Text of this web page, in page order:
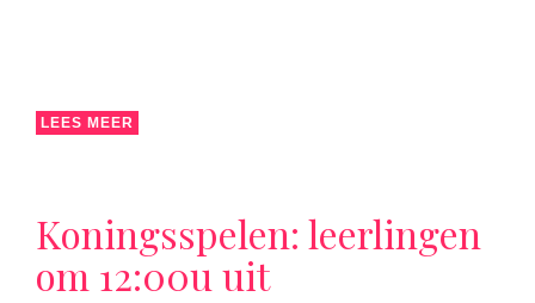
LEES MEER
Koningsspelen: leerlingen
om 12:00u uit